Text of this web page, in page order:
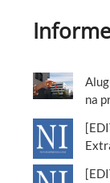
na